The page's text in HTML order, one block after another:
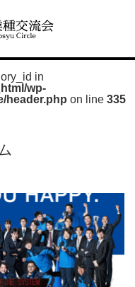
in
wp-
header.php on line 335